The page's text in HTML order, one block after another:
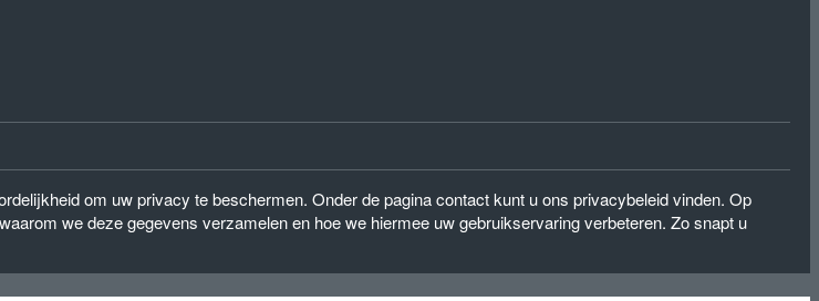
om uw privacy te beschermen. Onder de pagina contact kunt u ons privacybeleid vinden. Op
we deze gegevens verzamelen en hoe we hiermee uw gebruikservaring verbeteren. Zo snapt u